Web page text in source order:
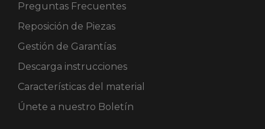
Preguntas Frecuentes
Reposición de Piezas
Gestión de Garantías
Descarga instrucciones
Características del material
Únete a nuestro Boletín